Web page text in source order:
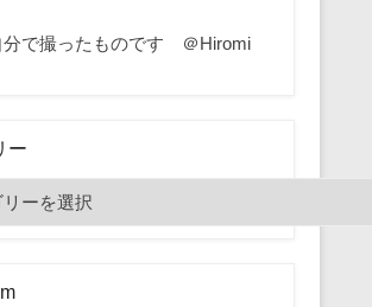
分で撮ったものです ＠Hiromi
ー